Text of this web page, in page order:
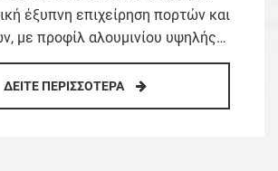
με πλαίσιο Yehaoxuan
από έναν ισχυρό
κράμα αλουμινίου υψηλής
ΔΕΊΤΕ ΠΕΡΙΣΣΌΤΕΡΑ